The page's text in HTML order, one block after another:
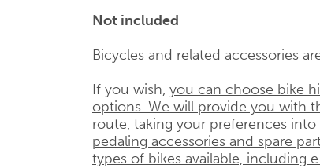
Not included
Bicycles and related accessories
If you wish, you can choose bike
options. We will provide you with
route, taking your preferences
pedaling accessories and spare
types of bikes available, including